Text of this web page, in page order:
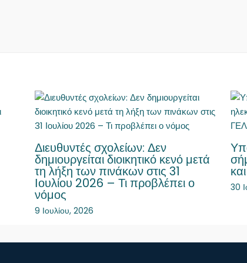
Διευθυντές σχολείων: Δεν
δημιουργείται διοικητικό κενό μετά
τη λήξη των πινάκων στις 31
Ιουλίου 2026 – Τι προβλέπει ο
νόμος
9 Ιουλίου, 2026
30